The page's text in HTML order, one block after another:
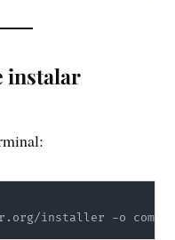
instalar
installer -o